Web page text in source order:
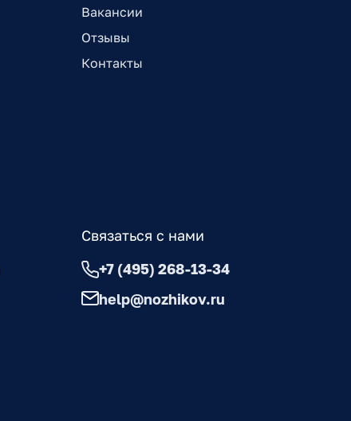
Вакансии
Отзывы
Контакты
Связаться с нами
+7 (495) 268-13-34
help@nozhikov.ru